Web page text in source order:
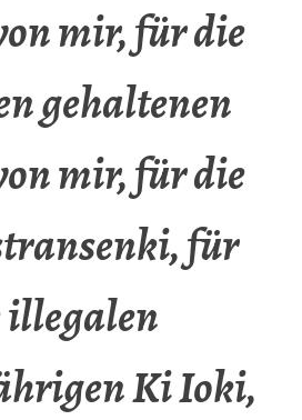
mir, für die
gehaltenen
mir, für die
für
illegalen
Ki Ioki,